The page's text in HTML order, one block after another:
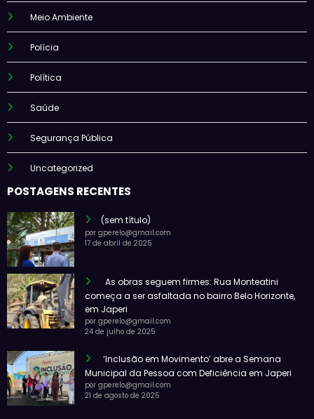
Meio Ambiente
Polícia
Política
Saúde
Segurança Pública
Uncategorized
POSTAGENS RECENTES
(sem título)
por gperelo@gmail.com
17 de abril de 2025
As obras seguem firmes: Rua Monteatini
começa a ser asfaltada no bairro Belo Horizonte,
em Japeri
por gperelo@gmail.com
24 de julho de 2025
‘Inclusão em Movimento’ abre a Semana
Municipal da Pessoa com Deficiência em Japeri
por gperelo@gmail.com
21 de agosto de 2025